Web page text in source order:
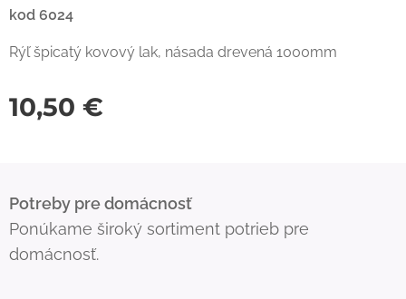
kod 6024
Rýľ špicatý kovový lak, násada drevená 1000mm
10,50 €
Potreby pre domácnosť
Ponúkame široký sortiment potrieb pre
domácnosť.